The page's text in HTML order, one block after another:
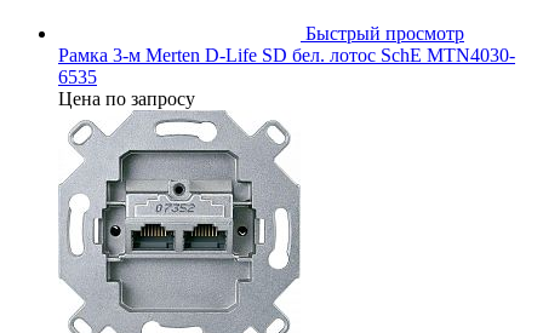
Быстрый просмотр
Рамка 3-м Merten D-Life SD бел. лотос SchE MTN4030-
6535
Цена по запросу